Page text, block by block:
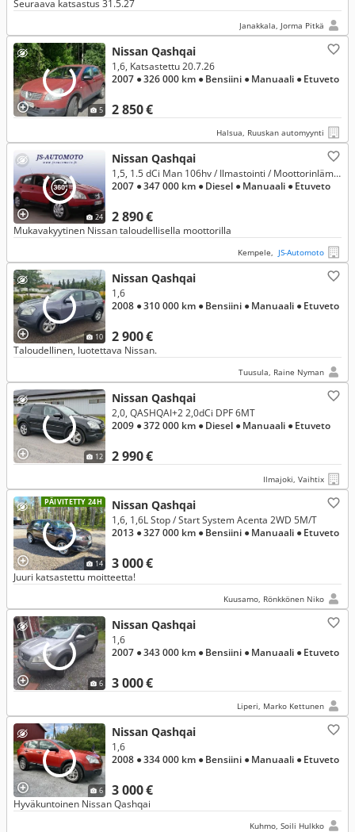
Seuraava katsastus 31.5.27
Janakkala, Jorma Pitkä
5
Nissan Qashqai
2 850 €
1,6, Katsastettu 20.7.26
2007 ● 326 000 km ● Bensiini ● Manuaali ● Etuveto
Halsua, Ruuskan automyynti
24
Nissan Qashqai
2 890 €
1,5, 1.5 dCi Man 106hv / Ilmastointi / Moottorinlämmitin + Sp / Vetokoukku / Penkinlämmitys / Vaihto ja Rahoitus
2007 ● 347 000 km ● Diesel ● Manuaali ● Etuveto
Mukavakyytinen Nissan taloudellisella moottorilla
Kempele, JS-Automoto
10
Nissan Qashqai
2 900 €
1,6
2008 ● 310 000 km ● Bensiini ● Manuaali ● Etuveto
Taloudellinen, luotettava Nissan.
Tuusula, Raine Nyman
12
Nissan Qashqai
2 990 €
2,0, QASHQAI+2 2,0dCi DPF 6MT
2009 ● 372 000 km ● Diesel ● Manuaali ● Etuveto
Ilmajoki, Vaihtix
PÄIVITETTY 24H
14
Nissan Qashqai
3 000 €
1,6, 1,6L Stop / Start System Acenta 2WD 5M/T
2013 ● 327 000 km ● Bensiini ● Manuaali ● Etuveto
Juuri katsastettu moitteetta!
Kuusamo, Rönkkönen Niko
6
Nissan Qashqai
3 000 €
1,6
2007 ● 343 000 km ● Bensiini ● Manuaali ● Etuveto
Liperi, Marko Kettunen
6
Nissan Qashqai
3 000 €
1,6
2008 ● 334 000 km ● Bensiini ● Manuaali ● Etuveto
Hyväkuntoinen Nissan Qashqai
Kuhmo, Soili Hulkko